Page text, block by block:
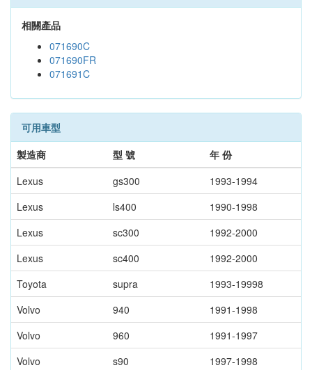
相關產品
071690C
071690FR
071691C
可用車型
製造商
型 號
年 份
Lexus
gs300
1993-1994
Lexus
ls400
1990-1998
Lexus
sc300
1992-2000
Lexus
sc400
1992-2000
Toyota
supra
1993-19998
Volvo
940
1991-1998
Volvo
960
1991-1997
Volvo
s90
1997-1998